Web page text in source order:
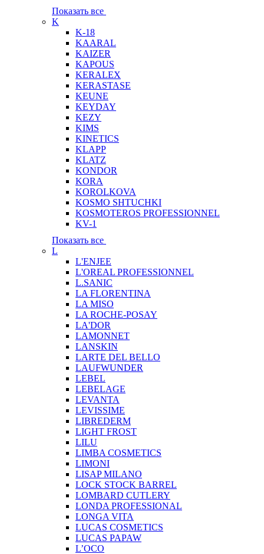
Показать все
K
K-18
KAARAL
KAIZER
KAPOUS
KERALEX
KERASTASE
KEUNE
KEYDAY
KEZY
KIMS
KINETICS
KLAPP
KLATZ
KONDOR
KORA
KOROLKOVA
KOSMO SHTUCHKI
KOSMOTEROS PROFESSIONNEL
KV-1
Показать все
L
L'ENJEE
L'OREAL PROFESSIONNEL
L.SANIC
LA FLORENTINA
LA MISO
LA ROCHE-POSAY
LA'DOR
LAMONNET
LANSKIN
LARTE DEL BELLO
LAUFWUNDER
LEBEL
LEBELAGE
LEVANTA
LEVISSIME
LIBREDERM
LIGHT FROST
LILU
LIMBA COSMETICS
LIMONI
LISAP MILANO
LOCK STOCK BARREL
LOMBARD CUTLERY
LONDA PROFESSIONAL
LONGA VITA
LUCAS COSMETICS
LUCAS PAPAW
L’OCO